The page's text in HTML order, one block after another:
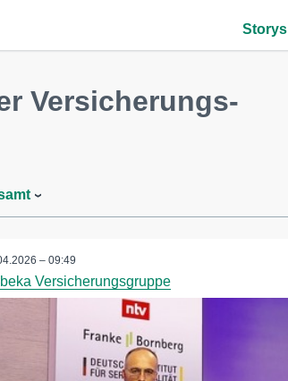
Storys
Versicherungs-
– 09:49
Versicherungsgruppe